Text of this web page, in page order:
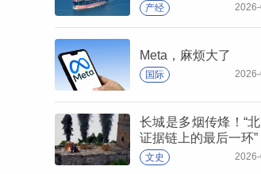
产经
Meta，麻烦大了
国际
长城是多烟传烽！“
证据链上的最后一环”
文史